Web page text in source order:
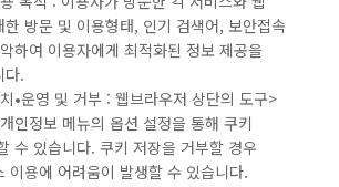
한 방문 및 이용형태, 인기 검색어, 보안접속
하여 이용자에게 최적화된 정보 제공을
다.
•운영 및 거부 : 웹브라우저 상단의 도구>
인정보 메뉴의 옵션 설정을 통해 쿠키
수 있습니다. 쿠키 저장을 거부할 경우
이용에 어려움이 발생할 수 있습니다.